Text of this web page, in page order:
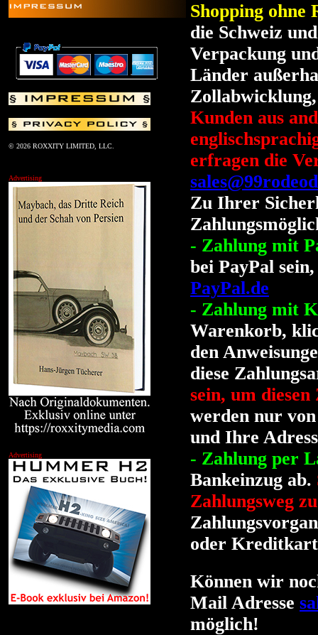
© 2026 ROXXITY LIMITED, LLC.
Advertising
Advertising
Shopping ohne
die Schweiz
Verpackung
Länder
Kunden aus
erfragen die
Zu Ihrer
- Zahlung mit
bei PayPal
PayPal.de
- Zahlung mit
Warenkorb,
den
diese
sein, um
werden nur
und Ihre
- Zahlung per
Bankeinzug ab.
Zahlungsweg
oder
Können wir
Mail Adresse
möglich!